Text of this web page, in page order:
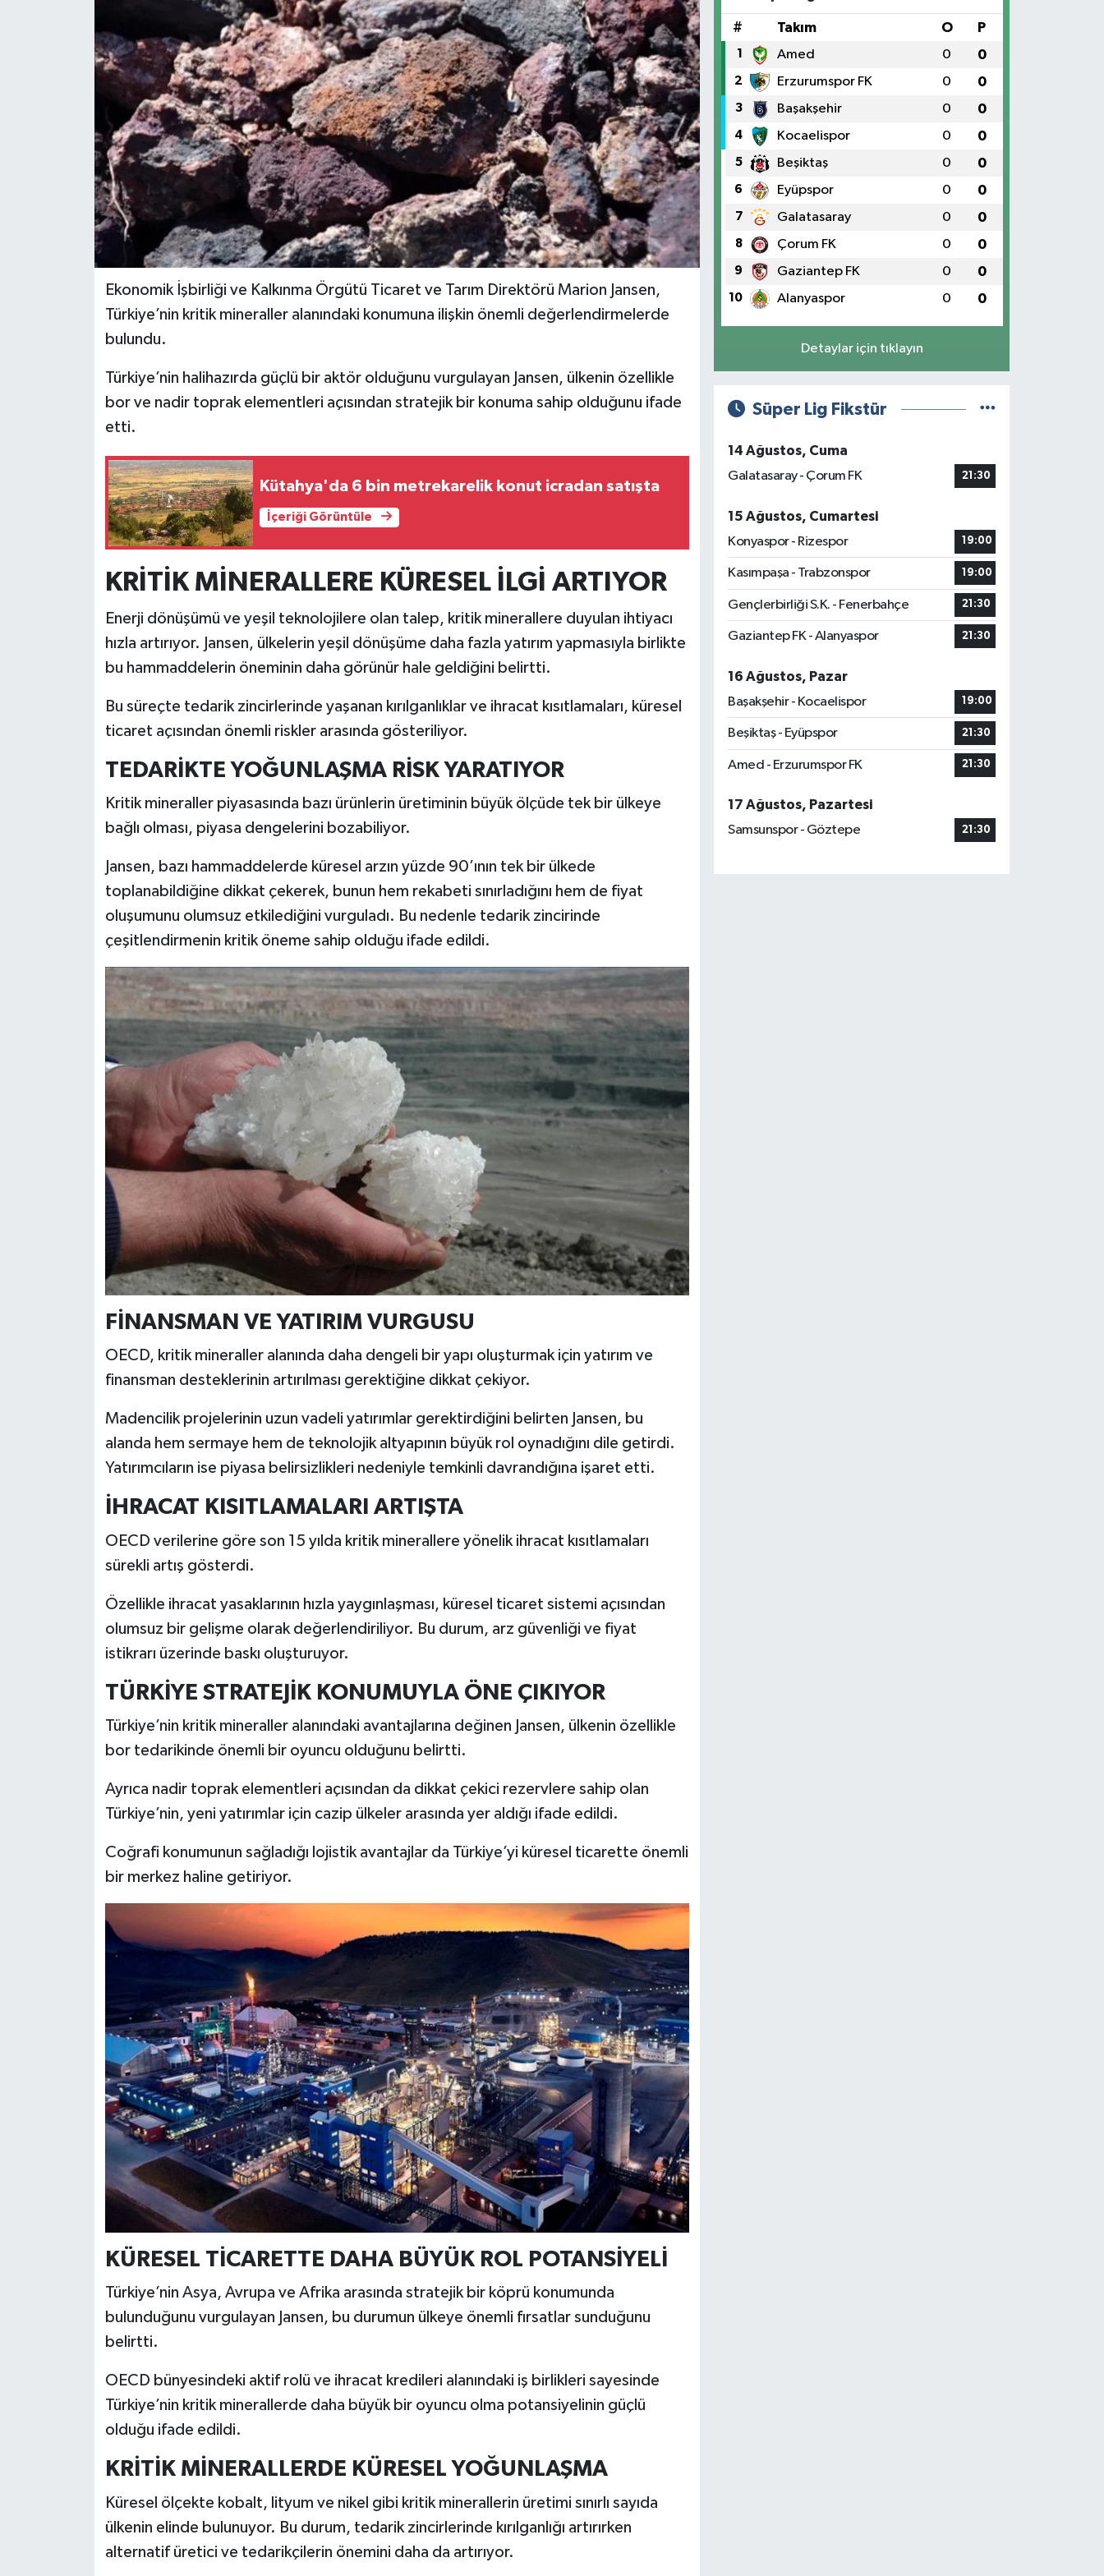
Ekonomik İşbirliği ve Kalkınma Örgütü Ticaret ve Tarım Direktörü Marion Jansen,
Türkiye’nin kritik mineraller alanındaki konumuna ilişkin önemli değerlendirmelerde
bulundu.
Türkiye’nin halihazırda güçlü bir aktör olduğunu vurgulayan Jansen, ülkenin özellikle
bor ve nadir toprak elementleri açısından stratejik bir konuma sahip olduğunu ifade
etti.
Kütahya'da 6 bin metrekarelik konut icradan satışta
İçeriği Görüntüle
KRİTİK MİNERALLERE KÜRESEL İLGİ ARTIYOR
Enerji dönüşümü ve yeşil teknolojilere olan talep, kritik minerallere duyulan ihtiyacı
hızla artırıyor. Jansen, ülkelerin yeşil dönüşüme daha fazla yatırım yapmasıyla birlikte
bu hammaddelerin öneminin daha görünür hale geldiğini belirtti.
Bu süreçte tedarik zincirlerinde yaşanan kırılganlıklar ve ihracat kısıtlamaları, küresel
ticaret açısından önemli riskler arasında gösteriliyor.
TEDARİKTE YOĞUNLAŞMA RİSK YARATIYOR
Kritik mineraller piyasasında bazı ürünlerin üretiminin büyük ölçüde tek bir ülkeye
bağlı olması, piyasa dengelerini bozabiliyor.
Jansen, bazı hammaddelerde küresel arzın yüzde 90’ının tek bir ülkede
toplanabildiğine dikkat çekerek, bunun hem rekabeti sınırladığını hem de fiyat
oluşumunu olumsuz etkilediğini vurguladı. Bu nedenle tedarik zincirinde
çeşitlendirmenin kritik öneme sahip olduğu ifade edildi.
FİNANSMAN VE YATIRIM VURGUSU
OECD, kritik mineraller alanında daha dengeli bir yapı oluşturmak için yatırım ve
finansman desteklerinin artırılması gerektiğine dikkat çekiyor.
Madencilik projelerinin uzun vadeli yatırımlar gerektirdiğini belirten Jansen, bu
alanda hem sermaye hem de teknolojik altyapının büyük rol oynadığını dile getirdi.
Yatırımcıların ise piyasa belirsizlikleri nedeniyle temkinli davrandığına işaret etti.
İHRACAT KISITLAMALARI ARTIŞTA
OECD verilerine göre son 15 yılda kritik minerallere yönelik ihracat kısıtlamaları
sürekli artış gösterdi.
Özellikle ihracat yasaklarının hızla yaygınlaşması, küresel ticaret sistemi açısından
olumsuz bir gelişme olarak değerlendiriliyor. Bu durum, arz güvenliği ve fiyat
istikrarı üzerinde baskı oluşturuyor.
TÜRKİYE STRATEJİK KONUMUYLA ÖNE ÇIKIYOR
Türkiye’nin kritik mineraller alanındaki avantajlarına değinen Jansen, ülkenin özellikle
bor tedarikinde önemli bir oyuncu olduğunu belirtti.
Ayrıca nadir toprak elementleri açısından da dikkat çekici rezervlere sahip olan
Türkiye’nin, yeni yatırımlar için cazip ülkeler arasında yer aldığı ifade edildi.
Coğrafi konumunun sağladığı lojistik avantajlar da Türkiye’yi küresel ticarette önemli
bir merkez haline getiriyor.
KÜRESEL TİCARETTE DAHA BÜYÜK ROL POTANSİYELİ
Türkiye’nin Asya, Avrupa ve Afrika arasında stratejik bir köprü konumunda
bulunduğunu vurgulayan Jansen, bu durumun ülkeye önemli fırsatlar sunduğunu
belirtti.
OECD bünyesindeki aktif rolü ve ihracat kredileri alanındaki iş birlikleri sayesinde
Türkiye’nin kritik minerallerde daha büyük bir oyuncu olma potansiyelinin güçlü
olduğu ifade edildi.
KRİTİK MİNERALLERDE KÜRESEL YOĞUNLAŞMA
Küresel ölçekte kobalt, lityum ve nikel gibi kritik minerallerin üretimi sınırlı sayıda
ülkenin elinde bulunuyor. Bu durum, tedarik zincirlerinde kırılganlığı artırırken
alternatif üretici ve tedarikçilerin önemini daha da artırıyor.
# Takım O P
1 Amed 0 0
2 Erzurumspor FK 0 0
3 Başakşehir 0 0
4 Kocaelispor 0 0
5 Beşiktaş 0 0
6 Eyüpspor 0 0
7 Galatasaray 0 0
8 Çorum FK 0 0
9 Gaziantep FK 0 0
10 Alanyaspor 0 0
Detaylar için tıklayın
Süper Lig Fikstür
14 Ağustos, Cuma
Galatasaray - Çorum FK
21:30
15 Ağustos, Cumartesi
Konyaspor - Rizespor
19:00
Kasımpaşa - Trabzonspor 19:00
Gençlerbirliği S.K. - Fenerbahçe 21:30
Gaziantep FK - Alanyaspor 21:30
16 Ağustos, Pazar
Başakşehir - Kocaelispor
19:00
Beşiktaş - Eyüpspor 21:30
Amed - Erzurumspor FK 21:30
17 Ağustos, Pazartesi
Samsunspor - Göztepe
21:30
Foto Galeri
Kültür Sanat
Otomobil
Teknoloji
Yemek Tarifleri